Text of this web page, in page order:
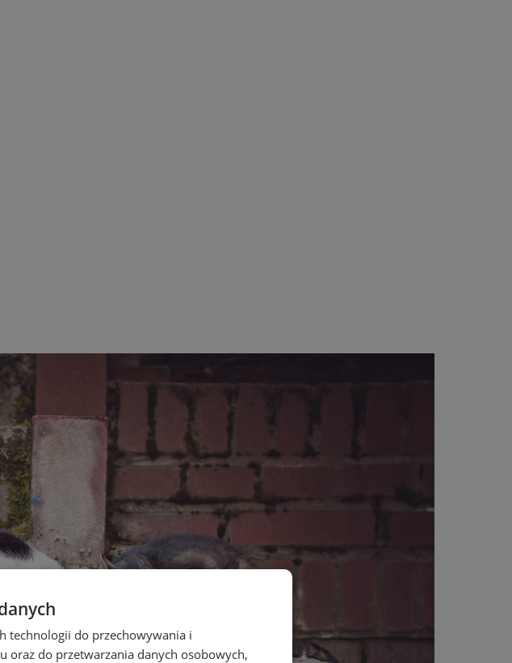
technologii do przechowywania i
oraz do przetwarzania danych osobowych,